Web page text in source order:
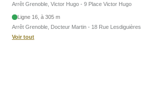
Arrêt Grenoble, Victor Hugo - 9 Place Victor Hugo
Ligne 16, à 305 m
Arrêt Grenoble, Docteur Martin - 18 Rue Lesdiguières
Voir tout